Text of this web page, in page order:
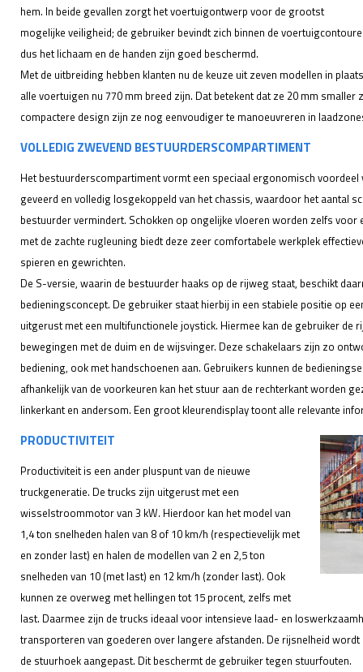
hem. In beide gevallen zorgt het voertuigontwerp voor de grootst
mogelijke veiligheid; de gebruiker bevindt zich binnen de
dus het lichaam en de handen zijn goed beschermd.
Met de uitbreiding hebben klanten nu de keuze uit zeven modellen in
alle voertuigen nu 770 mm breed zijn. Dat betekent dat ze 20 mm
compactere design zijn ze nog eenvoudiger te manoeuvreren in
VOLLEDIG ZWEVEND BESTUURDERSCOMPARTIMENT
Het bestuurderscompartiment vormt een speciaal ergonomisch
geveerd en volledig losgekoppeld van het chassis, waardoor het aantal
bestuurder vermindert. Schokken op ongelijke vloeren worden zelfs
met de zachte rugleuning biedt deze zeer comfortabele werkplek
spieren en gewrichten.
De S-versie, waarin de bestuurder haaks op de rijweg staat, beschikt
bedieningsconcept. De gebruiker staat hierbij in een stabiele positie op
uitgerust met een multifunctionele joystick. Hiermee kan de gebruiker de
bewegingen met de duim en de wijsvinger. Deze schakelaars zijn zo
bediening, ook met handschoenen aan. Gebruikers kunnen de
afhankelijk van de voorkeuren kan het stuur aan de rechterkant worden
linkerkant en andersom. Een groot kleurendisplay toont alle relevante
PRODUCTIVITEIT
Productiviteit is een ander pluspunt van de nieuwe
truckgeneratie. De trucks zijn uitgerust met een
wisselstroommotor van 3 kW. Hierdoor kan het model van
1,4 ton snelheden halen van 8 of 10 km/h (respectievelijk met
en zonder last) en halen de modellen van 2 en 2,5 ton
snelheden van 10 (met last) en 12 km/h (zonder last). Ook
kunnen ze overweg met hellingen tot 15 procent, zelfs met
last. Daarmee zijn de trucks ideaal voor intensieve laad- en
transporteren van goederen over langere afstanden. De rijsnelheid
de stuurhoek aangepast. Dit beschermt de gebruiker tegen stuurfouten.